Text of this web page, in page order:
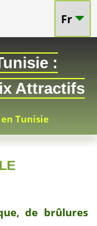
Fr
:
Attractifs
Tunisie
de brûlures